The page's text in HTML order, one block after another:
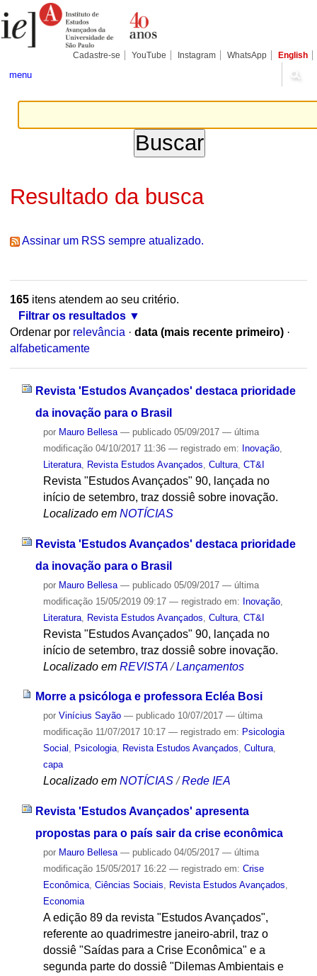
para
conteúdo.
Pessoais
Cadastre-se YouTube Instagram WhatsApp English
menu
Resultado da busca
Assinar um RSS sempre atualizado.
165itens atendem ao seu critério.
Filtrar os resultados
Ordenar por relevância · data (mais recente primeiro) ·
alfabeticamente
Revista 'Estudos Avançados' destaca prioridade
da inovação para o Brasil
por Mauro Bellesa — publicado05/09/2017 — última
modificação04/10/2017 11:36 — registrado em: Inovação,
Literatura, Revista Estudos Avançados Cultura, CT&I
Revista "Estudos Avançados" 90, lançada no
início de setembro, traz dossiê sobre inovação.
Localizado em NOTÍCIAS
Revista 'Estudos Avançados' destaca prioridade
da inovação para o Brasil
por Mauro Bellesa — publicado05/09/2017 — última
modificação15/05/2019 09:17 — registrado em: Inovação,
Literatura, Revista Estudos Avançados Cultura, CT&I
Revista "Estudos Avançados" 90, lançada no
início de setembro, traz dossiê sobre inovação.
Localizado em REVISTA /Lançamentos
Morre a psicóloga e professora Ecléa Bosi
por Vinícius Sayão — publicado10/07/2017 — última
modificação11/07/2017 10:17 — registrado em: Psicologia
Social , Psicologia, Revista Estudos Avançados, Cultura,
capa
Localizado em NOTÍCIAS /Rede IEA
Revista 'Estudos Avançados' apresenta
propostas para o país sair da crise econômica
por Mauro Bellesa — publicado04/05/2017 — última
modificação15/05/2017 16:22 — registrado em: Crise
Econômica, Ciências Sociais, Revista Estudos Avançados,
Economia
A edição 89 da revista "Estudos Avançados",
referente ao quadrimestre janeiro-abril, traz o
dossiê "Saídas para a Crise Econômica" e a
segunda parte do dossiê "Dilemas Ambientais e